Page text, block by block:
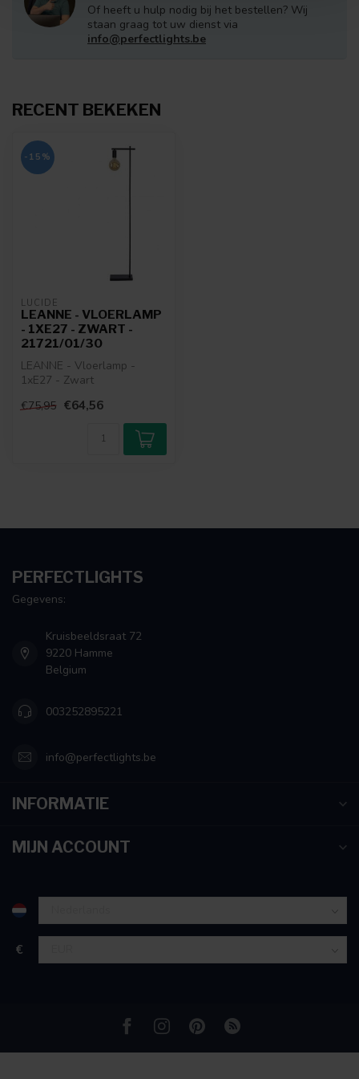
personaliseren, om functies voor social media te bieden
en om ons websiteverkeer te analyseren. Ook delen we
informatie over uw gebruik van onze site met onze
informatie die u aan ze heeft verstrekt of die ze hebben
Of heeft u hulp nodig bij het bestellen? Wij
staan graag tot uw dienst via
info@perfectlights.be
RECENT BEKEKEN
-15%
LUCIDE
LEANNE - VLOERLAMP
- 1XE27 - ZWART -
21721/01/30
LEANNE - Vloerlamp -
1xE27 - Zwart
€75,95 €64,56
PERFECTLIGHTS
Gegevens:
Kruisbeeldsraat 72
9220 Hamme
Belgium
003252895221
info@perfectlights.be
INFORMATIE
MIJN ACCOUNT
€